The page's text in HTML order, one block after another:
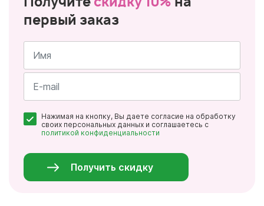
первый заказ
Имя
*
Нажимая на кнопку, Вы даете согласие на обработку
своих персональных данных и соглашаетесь с
политикой конфиденциальности
Получить скидку